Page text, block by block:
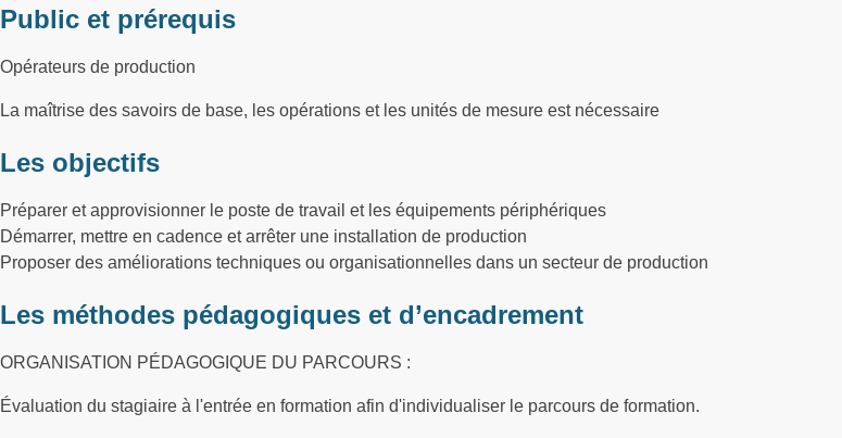
Public et prérequis
Opérateurs de production
La maîtrise des savoirs de base, les opérations et les unités de mesure est nécessaire
Les objectifs
Préparer et approvisionner le poste de travail et les équipements périphériques
Démarrer, mettre en cadence et arrêter une installation de production
Proposer des améliorations techniques ou organisationnelles dans un secteur de production
Les méthodes pédagogiques et d’encadrement
ORGANISATION PÉDAGOGIQUE DU PARCOURS :
Évaluation du stagiaire à l'entrée en formation afin d'individualiser le parcours de formation.